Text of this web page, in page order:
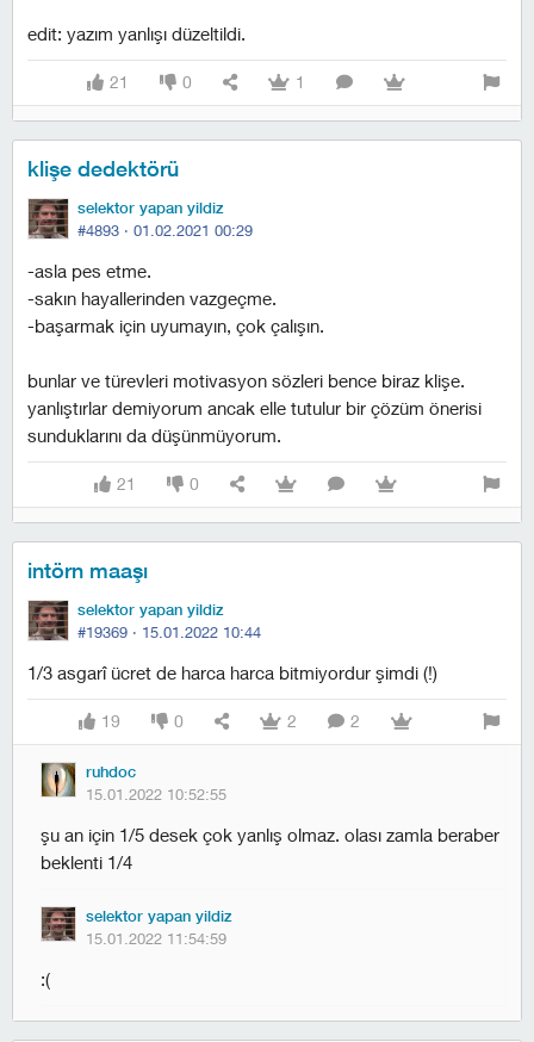
edit: yazım yanlışı düzeltildi.
21 0 1
klişe dedektörü
selektor yapan yildiz
#4893 · 01.02.2021 00:29
-asla pes etme.
-sakın hayallerinden vazgeçme.
-başarmak için uyumayın, çok çalışın.
bunlar ve türevleri motivasyon sözleri bence biraz klişe.
yanlıştırlar demiyorum ancak elle tutulur bir çözüm önerisi
sunduklarını da düşünmüyorum.
21 0
intörn maaşı
selektor yapan yildiz
#19369 · 15.01.2022 10:44
1/3 asgarî ücret de harca harca bitmiyordur şimdi (!)
19 0 2 2
ruhdoc
15.01.2022 10:52:55
şu an için 1/5 desek çok yanlış olmaz. olası zamla beraber
beklenti 1/4
selektor yapan yildiz
15.01.2022 11:54:59
:(